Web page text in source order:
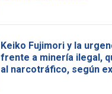
Keiko Fujimori y la
frente a minería ilegal,
al narcotráfico, según